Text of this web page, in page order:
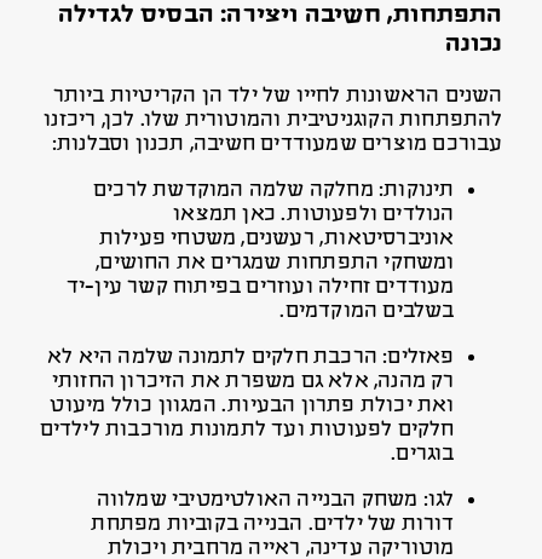
התפתחות, חשיבה ויצירה: הבסיס לגדילה
נכונה
השנים הראשונות לחייו של ילד הן הקריטיות ביותר
להתפתחות הקוגניטיבית והמוטורית שלו. לכן, ריכזנו
עבורכם מוצרים שמעודדים חשיבה, תכנון וסבלנות:
תינוקות: מחלקה שלמה המוקדשת לרכים
הנולדים ולפעוטות. כאן תמצאו
אוניברסיטאות, רעשנים, משטחי פעילות
ומשחקי התפתחות שמגרים את החושים,
מעודדים זחילה ועוזרים בפיתוח קשר עין-יד
בשלבים המוקדמים.
פאזלים: הרכבת חלקים לתמונה שלמה היא לא
רק מהנה, אלא גם משפרת את הזיכרון החזותי
ואת יכולת פתרון הבעיות. המגוון כולל מיעוט
חלקים לפעוטות ועד לתמונות מורכבות לילדים
בוגרים.
לגו: משחק הבנייה האולטימטיבי שמלווה
דורות של ילדים. הבנייה בקוביות מפתחת
מוטוריקה עדינה, ראייה מרחבית ויכולת